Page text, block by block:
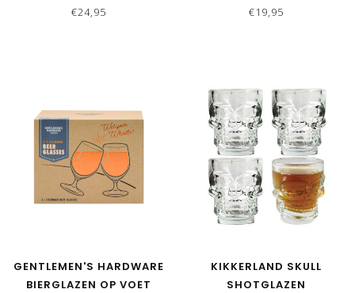
€24,95
GLAZEN SET VAN 2
€19,95
GENTLEMEN'S HARDWARE
BIERGLAZEN OP VOET
KIKKERLAND SKULL
SHOTGLAZEN